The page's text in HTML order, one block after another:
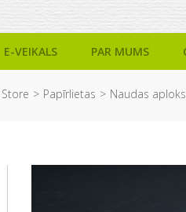
E-VEIKALS PAR MUMS
Store Papīrlietas Naudas